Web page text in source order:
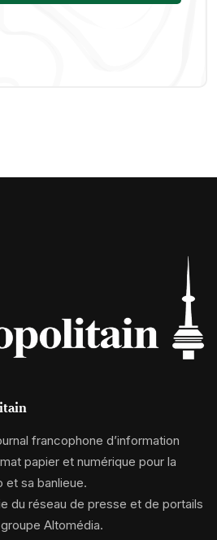
francophone d’information
papier et numérique pour la
et sa banlieue.
du réseau de presse et de portails
Altomédia.